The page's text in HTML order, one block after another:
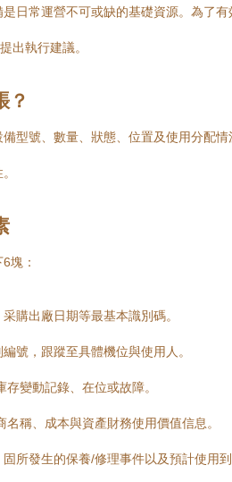
日常運營不可或缺的基礎資源。為了
出執行建議。
？
型號、數量、狀態、位置及使用分配
塊：
購出廠日期等最基本識別碼。
號，跟蹤至具體機位與使用人。
存變動記錄、在位或故障。
名稱、成本與資產財務使用價值信息。
固所發生的保養/修理事件以及預計使用